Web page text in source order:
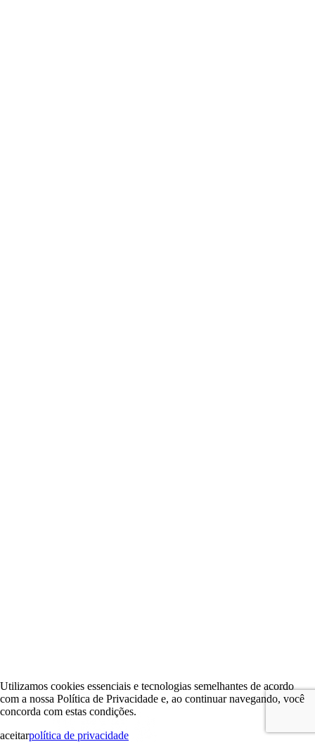
Utilizamos cookies essenciais e tecnologias semelhantes de acordo
com a nossa Política de Privacidade e, ao continuar navegando, você
concorda com estas condições.
aceitarpolítica de privacidade